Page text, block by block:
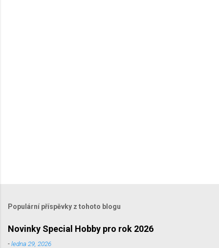
Populární příspěvky z tohoto blogu
Novinky Special Hobby pro rok 2026
-ledna 29, 2026